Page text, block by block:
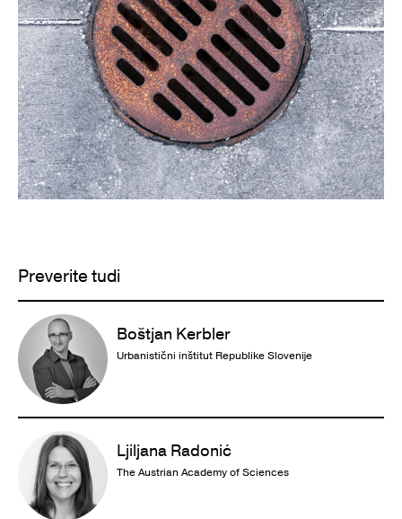
Preverite tudi
Boštjan Kerbler
Urbanistični inštitut Republike Slovenije
Ljiljana Radonić
The Austrian Academy of Sciences